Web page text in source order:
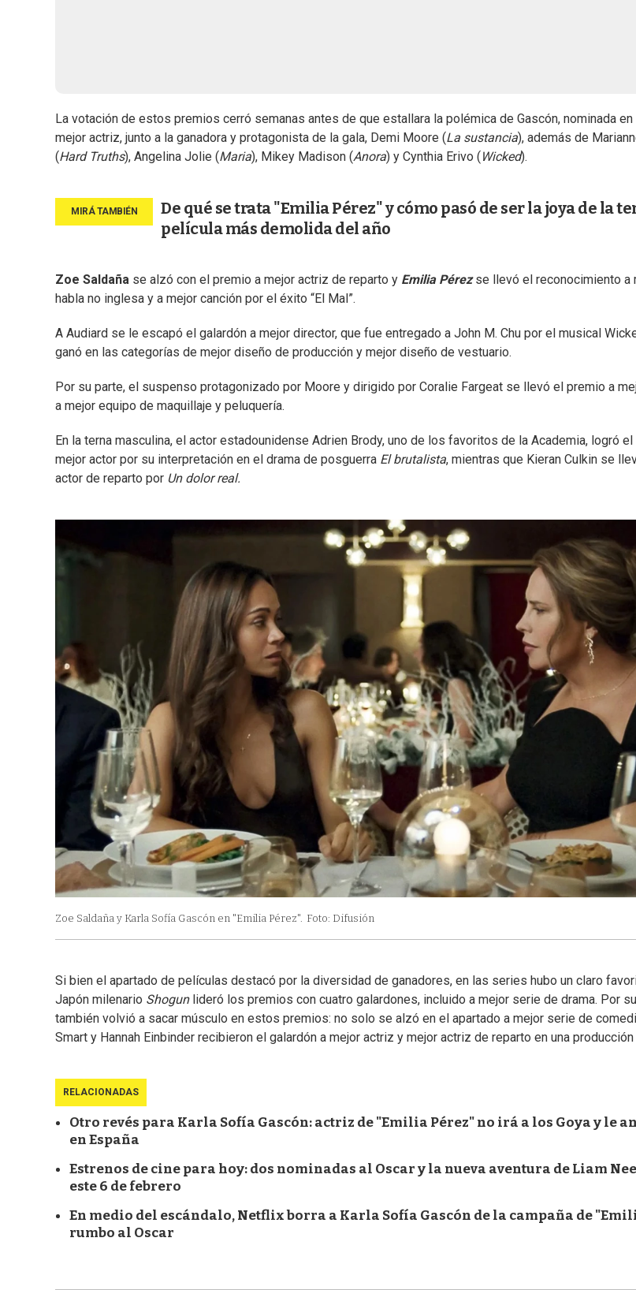
La votación de estos premios cerró semanas antes de que estallara la polémica de Gascón, nominada en
mejor actriz, junto a la ganadora y protagonista de la gala, Demi Moore (La sustancia), además de
(Hard Truths), Angelina Jolie (Maria), Mikey Madison (Anora) y Cynthia Erivo ( Wicked).
De qué se trata "Emilia Pérez" y cómo pasó de ser la joya de la
película más demolida del año
Zoe Saldaña se alzó con el premio a mejor actriz de reparto y Emilia Pérezse llevó el reconocimiento a
habla no inglesa y a mejor canción por el éxito “El Mal”.
A Audiard se le escapó el galardón a mejor director, que fue entregado a John M. Chu por el musical
ganó en las categorías de mejor diseño de producción y mejor diseño de vestuario.
Por su parte, el suspenso protagonizado por Moore y dirigido por Coralie Fargeat se llevó el premio a
a mejor equipo de maquillaje y peluquería.
En la terna masculina, el actor estadounidense Adrien Brody, uno de los favoritos de la Academia, logró
mejor actor por su interpretación en el drama de posguerra El brutalista, mientras que Kieran Culkin se
actor de reparto por Un dolor real.
Zoe Saldaña y Karla Sofía Gascón en "Emilia Pérez". Foto: Difusión
Si bien el apartado de películas destacó por la diversidad de ganadores, en las series hubo un claro
Japón milenario Shogun lideró los premios con cuatro galardones, incluido a mejor serie de drama. Por
también volvió a sacar músculo en estos premios: no solo se alzó en el apartado a mejor serie de
Smart y Hannah Einbinder recibieron el galardón a mejor actriz y mejor actriz de reparto en una
RELACIONADAS
Otro revés para Karla Sofía Gascón: actriz de "Emilia Pérez" no irá a los Goya y le
en España
Estrenos de cine para hoy: dos nominadas al Oscar y la nueva aventura de Liam
este 6 de febrero
En medio del escándalo, Netflix borra a Karla Sofía Gascón de la campaña de
rumbo al Oscar